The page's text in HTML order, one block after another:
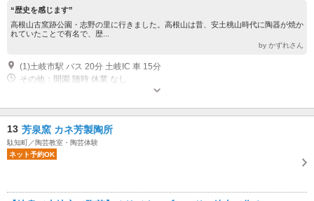
“歴史を感じます”
高根山古窯跡公園・志野の里に行きました。高根山は昔、安土桃山時代に陶器が焼か
れていたことで有名で、歴...
by かずれさん
(1)土岐市駅 バス 20分 土岐IC 車 15分
その他：開園 随時 休業 なし
13 芳泉窯 カネ芳製陶所
駄知町／陶芸教室・陶芸体験
ネット予約OK